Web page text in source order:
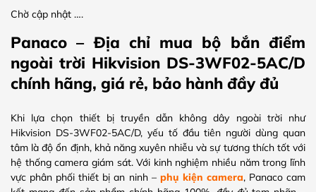
Chờ cập nhật ….
Panaco – Địa chỉ mua bộ bắn điểm
ngoài trời Hikvision DS-3WF02-5AC/D
chính hãng, giá rẻ, bảo hành đầy đủ
Khi lựa chọn thiết bị truyền dẫn không dây ngoài trời như
Hikvision DS-3WF02-5AC/D, yếu tố đầu tiên người dùng quan
tâm là độ ổn định, khả năng xuyên nhiễu và sự tương thích tốt với
hệ thống camera giám sát. Với kinh nghiệm nhiều năm trong lĩnh
vực phân phối thiết bị an ninh – phụ kiện camera, Panaco cam